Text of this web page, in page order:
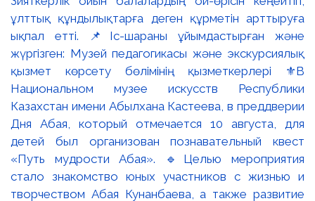
ұлттық құндылықтарға деген құрметін арттыруға
ықпал етті. 📌Іс-шараны ұйымдастырған және
жүргізген: Музей педагогикасы және экскурсиялық
қызмет көрсету бөлімінің қызметкерлері ⚜️В
Национальном музее искусств Республики
Казахстан имени Абылхана Кастеева, в преддверии
Дня Абая, который отмечается 10 августа, для
детей был организован познавательный квест
«Путь мудрости Абая». 🔹Целью мероприятия
стало знакомство юных участников с жизнью и
творчеством Абая Кунанбаева, а также развитие